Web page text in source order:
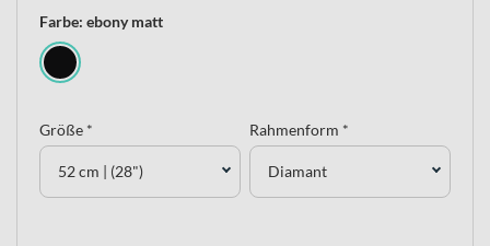
Farbe: ebony matt
Größe *
52 cm | (28")
Rahmenform *
Diamant